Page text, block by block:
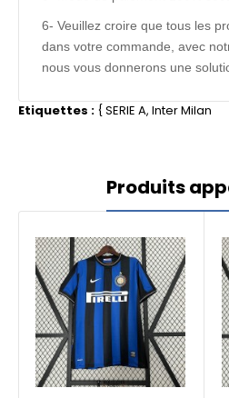
6- Veuillez croire que tous les
dans votre commande, avec
nous vous donnerons une
Etiquettes : {SERIE A, Inter Milan
Produits